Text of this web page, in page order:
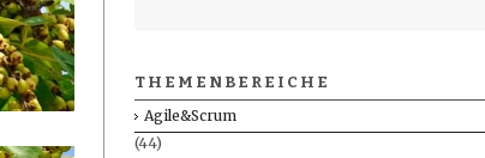
THEMENBEREICHE
Agile&Scrum
(44)